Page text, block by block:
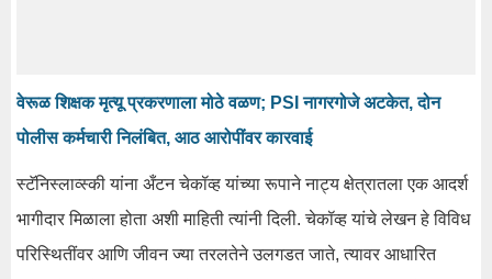
वेरूळ शिक्षक मृत्यू प्रकरणाला मोठे वळण; PSI नागरगोजे अटकेत, दोन
पोलीस कर्मचारी निलंबित, आठ आरोपींवर कारवाई
स्टॅनिस्लाव्स्की यांना अँटन चेकॉव्ह यांच्या रूपाने नाट्य क्षेत्रातला एक आदर्श
भागीदार मिळाला होता अशी माहिती त्यांनी दिली. चेकॉव्ह यांचे लेखन हे विविध
परिस्थितींवर आणि जीवन ज्या तरलतेने उलगडत जाते, त्यावर आधारित